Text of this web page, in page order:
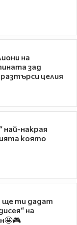
на
зад
целия
най-накрая
която
ще ти дадат
на